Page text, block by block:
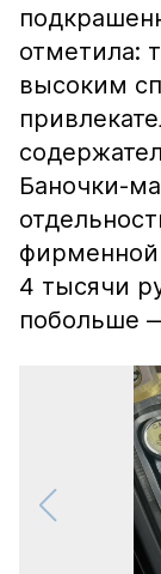
отметила:
высоким
Баночки-
фирменной
4 тысячи
побольше